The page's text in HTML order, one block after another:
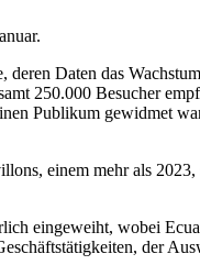
Daten das
250.000 Besucher
Publikum gewidmet
einem mehr als
eingeweiht, wobei
der